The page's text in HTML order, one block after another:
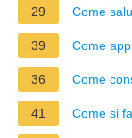
29
Come
39 Come
36 Come
41 Come si